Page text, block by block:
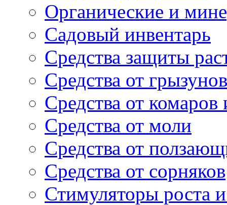
Органические и
Садовый инвентарь
Средства защиты
Средства от грызунов
Средства от
Средства от моли
Средства от
Средства от сорняков
Стимуляторы роста и